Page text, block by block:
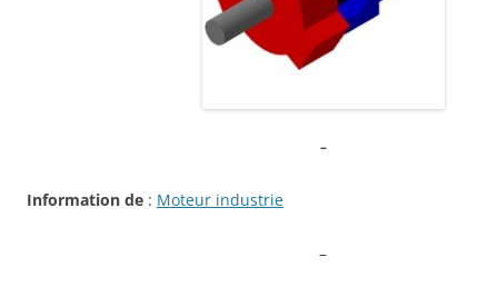
–
Information de : Moteur industrie
–